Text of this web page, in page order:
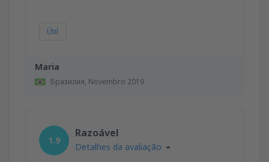
Maria
Бразилия, Novembro 2019
Útil
1.9
Razoável
Detalhes da avaliação